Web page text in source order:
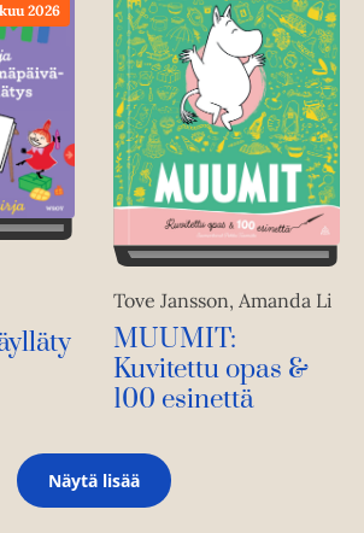
2026
Tove Jansson, Amanda Li
MUUMIT:
Kuvitettu opas &
100 esinettä
Näytä lisää